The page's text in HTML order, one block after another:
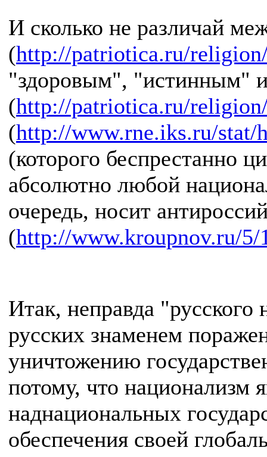
И сколько не различай
(http://patriotica.ru/
"здоровым", "истинным"
(http://patriotica.ru/
(http://www.rne.iks.ru/stat/
(которого беспрестанно
абсолютно любой
очередь, носит
(http://www.kroupnov.ru/5/
Итак, неправда "русского
русских знаменем
уничтожению
потому, что национализм
наднациональных
обеспечения своей